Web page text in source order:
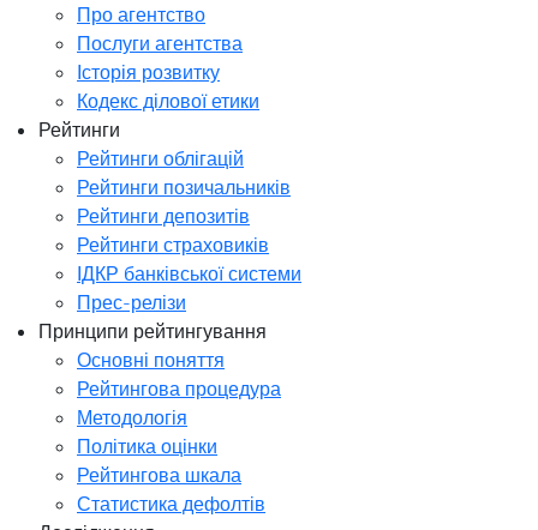
Про агентство
Послуги агентства
Історія розвитку
Кодекс ділової етики
Рейтинги
Рейтинги облігацій
Рейтинги позичальників
Рейтинги депозитів
Рейтинги страховиків
ІДКР банківської системи
Прес-релізи
Принципи рейтингування
Основні поняття
Рейтингова процедура
Методологія
Політика оцінки
Рейтингова шкала
Статистика дефолтів